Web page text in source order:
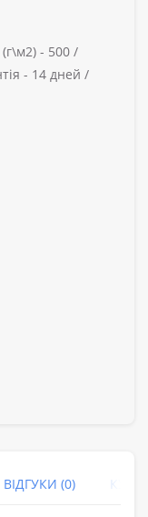
- 500 /
- 14 дней /
ВІДГУКИ (0)